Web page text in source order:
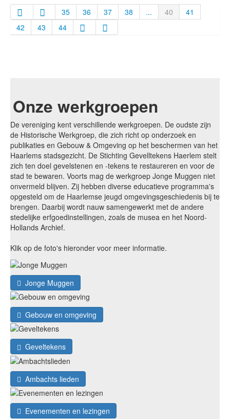
35
36 37 38 ... 40
41
42
43 44
Onze werkgroepen
De vereniging kent verschillende werkgroepen. De oudste zijn
de Historische Werkgroep, die zich richt op onderzoek en
publikaties en Gebouw & Omgeving op het beschermen van het
Haarlems stadsgezicht. De Stichting Gevelltekens Haerlem stelt
zich ten doel gevelstenen en -tekens te restaureren en voor de
stad te bewaren. Voorts mag de werkgroep Jonge Muggen niet
onvermeld blijven. Zij hebben diverse educatieve programma's
opgesteld om de Haarlemse jeugd omgevingsgeschiedenis bij te
brengen. Daarbij wordt nauw samengewerkt met de andere
stedelijke erfgoedinstellingen, zoals de musea en het Noord-
Hollands Archief.
Klik op de foto's hieronder voor meer informatie.
Jonge Muggen
Gebouw en omgeving
Geveltekens
Ambachts lieden
Evenementen en lezingen